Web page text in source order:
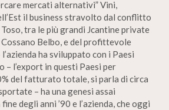
mercati alternativi” Vini,
il business stravolto dal conflitto
tra le più grandi Jcantine private
Belbo, e del profittevole
ha sviluppato con i Paesi
– l’export in questi Paesi per
del fatturato totale, si parla di circa
– ha una genesi assai
degli anni ’90 e l’azienda, che oggi